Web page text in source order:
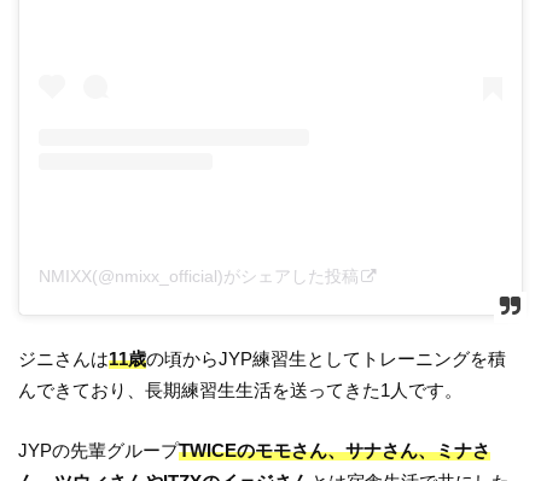
NMIXX(@nmixx_official)がシェアした投稿
ジニさんは11歳の頃からJYP練習生としてトレーニングを積
んできており、長期練習生生活を送ってきた1人です。
JYPの先輩グループTWICEのモモさん、サナさん、ミナさ